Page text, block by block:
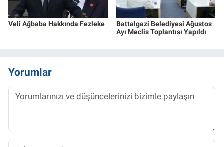
Veli Ağbaba Hakkında Fezleke
Battalgazi Belediyesi Ağustos
Ayı Meclis Toplantısı Yapıldı
Yorumlar